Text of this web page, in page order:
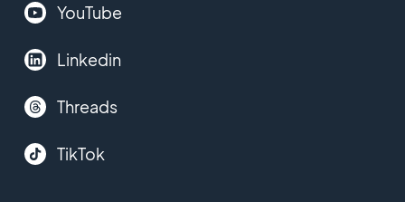
YouTube
Linkedin
Threads
TikTok